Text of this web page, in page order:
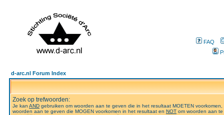
FAQ
d-arc.nl Forum Index
Zoek op trefwoorden:
Je kan AND gebruiken om woorden aan te geven die in het resultaat MOETEN voorkomen,
woorden aan te geven die MOGEN voorkomen in het resultaat en NOT om woorden aan